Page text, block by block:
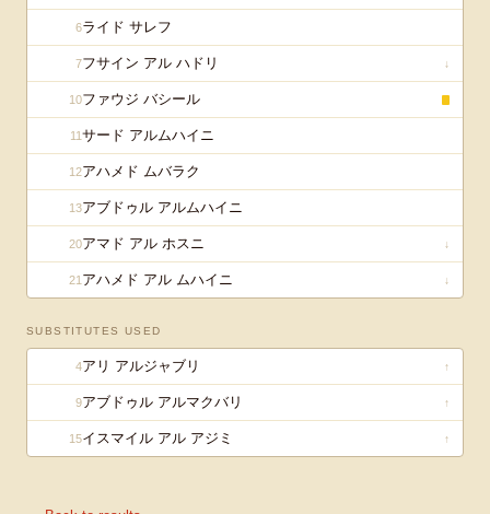
6ライド サレフ
7フサイン アル ハドリ ↓
10ファウジ バシール
11サード アルムハイニ
12アハメド ムバラク
13アブドゥル アルムハイニ
20アマド アル ホスニ ↓
21 アハメド アル ムハイニ ↓
SUBSTITUTES USED
4アリ アルジャブリ ↑
9アブドゥル アルマクバリ ↑
15イスマイル アル アジミ ↑